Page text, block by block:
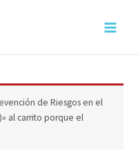
Main
de Riesgos en el
al carrito porque el